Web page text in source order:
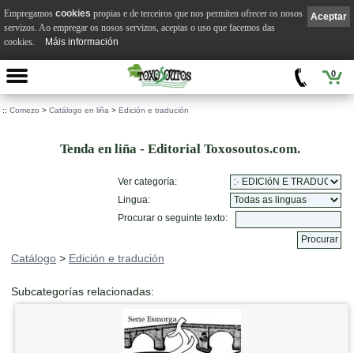
0
:: Comezo > Catálogo en liña > Edición e tradución
Tenda en liña - Editorial Toxosoutos.com.
Ver categoría:
Lingua:
Procurar o seguinte texto:
Catálogo > Edición e tradución
Subcategorías relacionadas:
Aceptar
Empregamos cookies propias e de terceiros que nos permiten ofrecer os nosos
servizos. Ao empregar os nosos servizos, aceptas o uso que facemos das
cookies.
Máis información